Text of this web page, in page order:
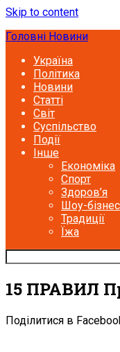
Skip to content
Головні Новини
Україна
Політика
Новини
Статті
Світ
Суспільство
Події
Інше
Економіка
Спорт
Здоров’я
Шоу-бізнес
Традиції
Їжа
15 ПРАВИЛ
Поділитися в